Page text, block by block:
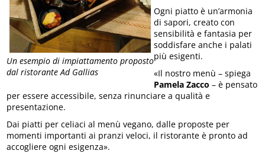
Un esempio di impiattamento proposto
dal ristorante Ad Gallias
Ogni piatto è un’armonia
di sapori, creato con
sensibilità e fantasia per
soddisfare anche i palati
più esigenti.
«Il nostro menù – spiega
Pamela Zacco – è pensato
per essere accessibile, senza rinunciare a qualità e
presentazione.
Dai piatti per celiaci al menù vegano, dalle proposte per
momenti importanti ai pranzi veloci, il ristorante è pronto ad
accogliere ogni esigenza».